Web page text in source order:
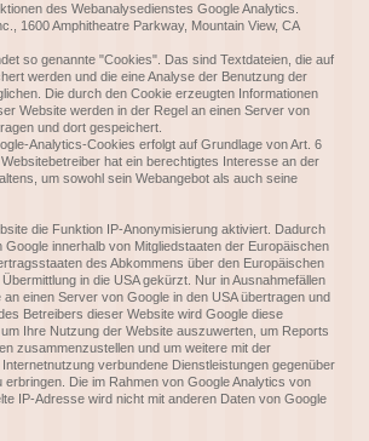
des Webanalysedienstes Google Analytics.
1600 Amphitheatre Parkway, Mountain View, CA
so genannte "Cookies". Das sind Textdateien, die auf
werden und die eine Analyse der Benutzung der
Die durch den Cookie erzeugten Informationen
Website werden in der Regel an einen Server von
und dort gespeichert.
Analytics-Cookies erfolgt auf Grundlage von Art. 6
hat ein berechtigtes Interesse an der
um sowohl sein Webangebot als auch seine
die Funktion IP-Anonymisierung aktiviert. Dadurch
innerhalb von Mitgliedstaaten der Europäischen
des Abkommens über den Europäischen
in die USA gekürzt. Nur in Ausnahmefällen
einen Server von Google in den USA übertragen und
Betreibers dieser Website wird Google diese
Ihre Nutzung der Website auszuwerten, um Reports
zusammenzustellen und um weitere mit der
verbundene Dienstleistungen gegenüber
erbringen. Die im Rahmen von Google Analytics von
IP-Adresse wird nicht mit anderen Daten von Google